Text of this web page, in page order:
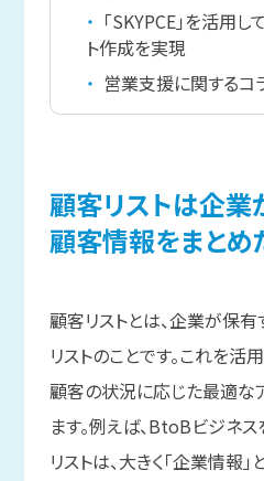
「SKYPCE」を活用
ト作成を実現
営業支援に関するコ
顧客リストは企業
顧客情報をまとめ
顧客リストとは、企業が保
リストのことです。これを活
顧客の状況に応じた最適な
ます。例えば、BtoBビジネ
リストは、大きく「企業情報